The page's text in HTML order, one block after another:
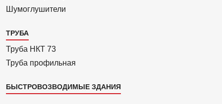
Шумоглушители
ТРУБА
Труба НКТ 73
Труба профильная
БЫСТРОВОЗВОДИМЫЕ ЗДАНИЯ